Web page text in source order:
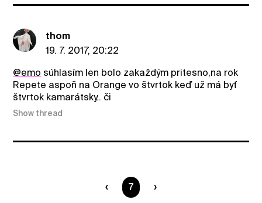
thom
19. 7. 2017, 20:22
@emo súhlasím len bolo zakaždým pritesno,na rok
Repete aspoň na Orange vo štvrtok keď už má byť
štvrtok kamarátsky.. či
Show thread
You are on page
7